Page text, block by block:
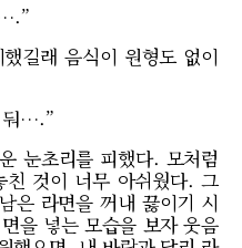
길래 음식이 원형도 없이
둬….”
눈초리를 피했다. 모처럼
것이 너무 아쉬웠다. 그
은 라면을 꺼내 끓이기 시
을 넣는 모습을 보자 웃음